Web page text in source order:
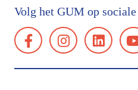
Groepsbezoek
Schoolbezoek
Volg het GUM op
facebook:
https://
instagram:
https://
gents-